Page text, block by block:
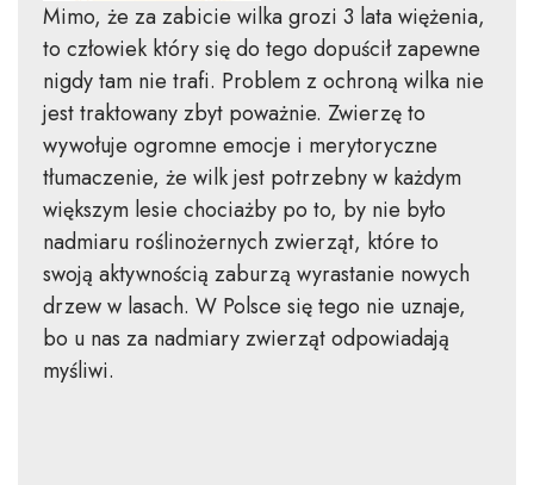
Mimo, że za zabicie wilka grozi 3 lata więżenia,
to człowiek który się do tego dopuścił zapewne
nigdy tam nie trafi. Problem z ochroną wilka nie
jest traktowany zbyt poważnie. Zwierzę to
wywołuje ogromne emocje i merytoryczne
tłumaczenie, że wilk jest potrzebny w każdym
większym lesie chociażby po to, by nie było
nadmiaru roślinożernych zwierząt, które to
swoją aktywnością zaburzą wyrastanie nowych
drzew w lasach. W Polsce się tego nie uznaje,
bo u nas za nadmiary zwierząt odpowiadają
myśliwi.